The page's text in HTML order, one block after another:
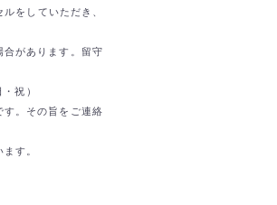
をしていただき、
があります。留守
祝）
。その旨をご連絡
す。